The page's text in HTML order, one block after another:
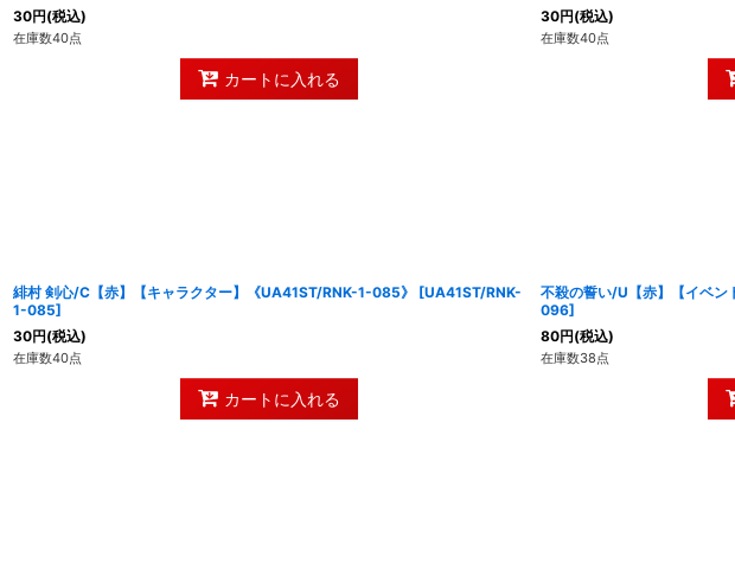
30円(税込)
在庫数40点
カートに入れる
30円(税込)
在庫数40点
緋村 剣心/C【赤】【キャラクター】《UA41ST/RNK-1-085》 [UA41ST/RNK-
1-085]
30円(税込)
在庫数40点
カートに入れる
不殺の誓い/U【赤】【イベ
096]
80円(税込)
在庫数38点